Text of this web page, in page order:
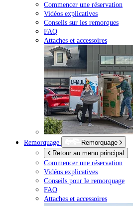
Commencer une réservation
Vidéos explicatives
Conseils sur les remorques
FAQ
Attaches et accessoires
Remorquage
Remorquage
Retour au menu principal
Commencer une réservation
Vidéos explicatives
Conseils pour le remorquage
FAQ
Attaches et accessoires